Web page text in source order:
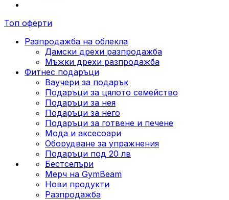
Топ оферти
Разпродажба на облекла
Дамски дрехи разпродажба
Мъжки дрехи разпродажба
Фитнес подаръци
Ваучери за подарък
Подаръци за цялото семейство
Подаръци за нея
Подаръци за него
Подаръци за готвене и печене
Мода и аксесоари
Оборудване за упражнения
Подаръци под 20 лв
Бестселъри
Мерч на GymBeam
Нови продукти
Разпродажба